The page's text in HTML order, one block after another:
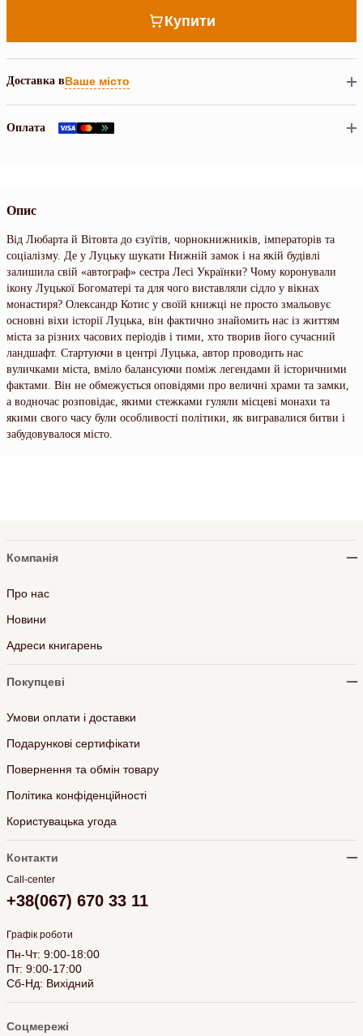
Купити
Доставка вВаше місто
Оплата
Опис
Від Любарта й Вітовта до єзуїтів, чорнокнижників, імператорів та
соціалізму. Де у Луцьку шукати Нижній замок і на якій будівлі
залишила свій «автограф» сестра Лесі Українки? Чому коронували
ікону Луцької Богоматері та для чого виставляли сідло у вікнах
монастиря? Олександр Котис у своїй книжці не просто змальовує
основні віхи історії Луцька, він фактично знайомить нас із життям
міста за різних часових періодів і тими, хто творив його сучасний
ландшафт. Стартуючи в центрі Луцька, автор проводить нас
вуличками міста, вміло балансуючи поміж легендами й історичними
фактами. Він не обмежується оповідями про величні храми та замки,
а водночас розповідає, якими стежками гуляли місцеві монахи та
якими свого часу були особливості політики, як вигравалися битви і
забудовувалося місто.
Компанія
Про нас
Новини
Адреси книгарень
Покупцеві
Умови оплати і доставки
Подарункові сертифікати
Повернення та обмін товару
Політика конфіденційності
Користувацька угода
Контакти
Call-center
+38(067) 670 33 11
Графік роботи
Пн-Чт: 9:00-18:00
Пт: 9:00-17:00
Сб-Нд: Вихідний
Соцмережі